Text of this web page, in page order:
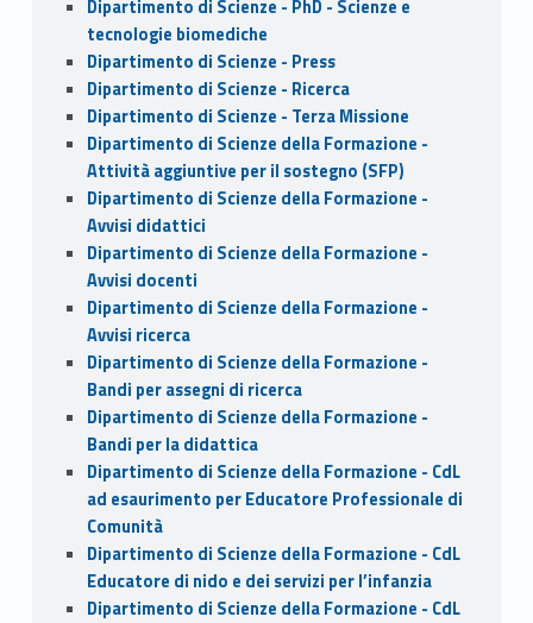
Dipartimento di Scienze - PhD - Scienze e
tecnologie biomediche
Dipartimento di Scienze - Press
Dipartimento di Scienze - Ricerca
Dipartimento di Scienze - Terza Missione
Dipartimento di Scienze della Formazione -
Attività aggiuntive per il sostegno (SFP)
Dipartimento di Scienze della Formazione -
Avvisi didattici
Dipartimento di Scienze della Formazione -
Avvisi docenti
Dipartimento di Scienze della Formazione -
Avvisi ricerca
Dipartimento di Scienze della Formazione -
Bandi per assegni di ricerca
Dipartimento di Scienze della Formazione -
Bandi per la didattica
Dipartimento di Scienze della Formazione - CdL
ad esaurimento per Educatore Professionale di
Comunità
Dipartimento di Scienze della Formazione - CdL
Educatore di nido e dei servizi per l’infanzia
Dipartimento di Scienze della Formazione - CdL